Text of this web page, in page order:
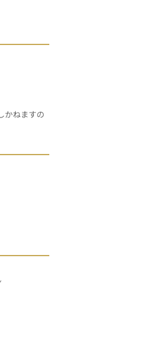
かねますの